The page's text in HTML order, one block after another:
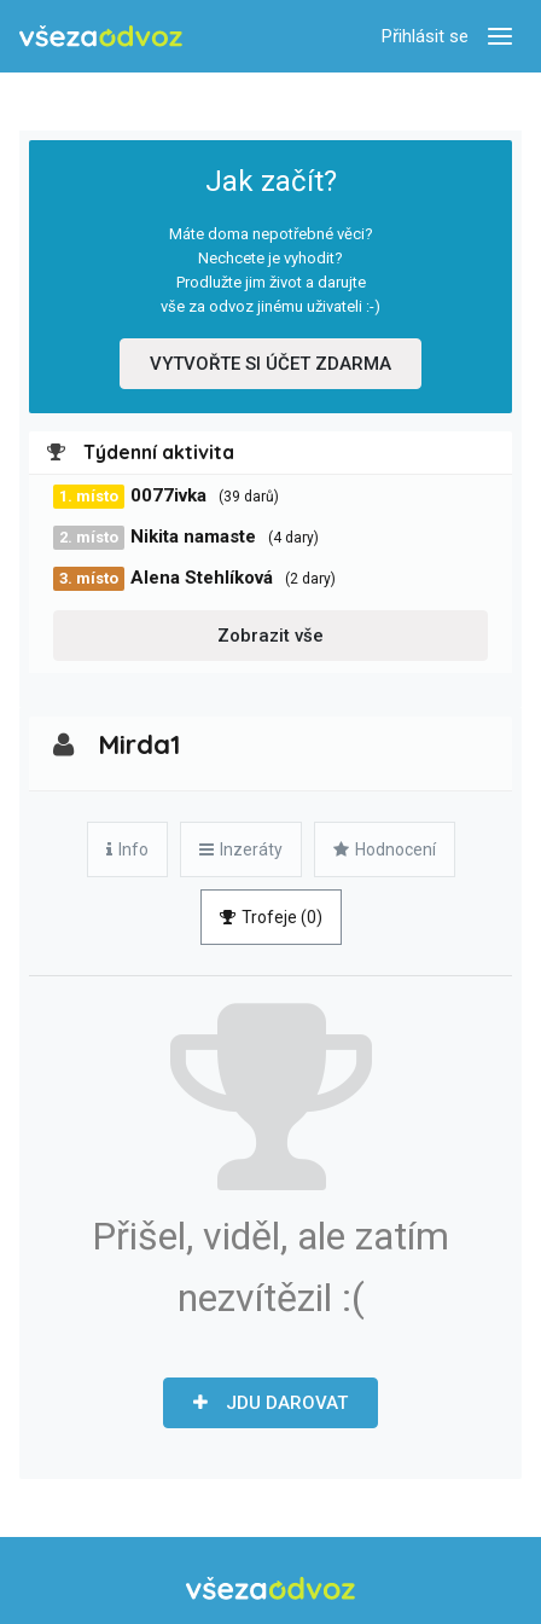
Přihlásit se
Jak začít?
Máte doma nepotřebné věci?
Nechcete je vyhodit?
Prodlužte jim život a darujte
vše za odvoz jinému uživateli :-)
VYTVOŘTE SI ÚČET ZDARMA
Týdenní aktivita
1. místo 0077ivka (39 darů)
2. místo Nikita namaste (4 dary)
3. místo Alena Stehlíková (2 dary)
Zobrazit vše
Mirda1
Info Inzeráty Hodnocení
Trofeje (0)
Přišel, viděl, ale zatím
nezvítězil :(
JDU DAROVAT